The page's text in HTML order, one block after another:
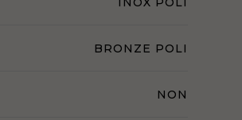
BRONZE POLI
NON